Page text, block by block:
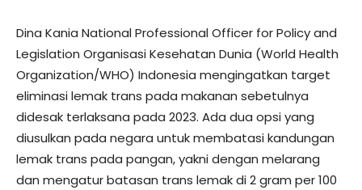
Dina Kania National Professional Officer for Policy and
Legislation Organisasi Kesehatan Dunia (World Health
Organization/WHO) Indonesia mengingatkan target
eliminasi lemak trans pada makanan sebetulnya
didesak terlaksana pada 2023. Ada dua opsi yang
diusulkan pada negara untuk membatasi kandungan
lemak trans pada pangan, yakni dengan melarang
dan mengatur batasan trans lemak di 2 gram per 100